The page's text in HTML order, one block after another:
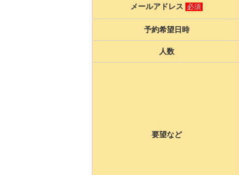
メールアドレス 必須
予約希望日時
人数
要望など